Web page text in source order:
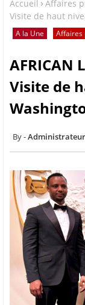
Accueil Affaires
Visite de haut
A la Une Affaires
AFRICAN
Visite de
Administrateur